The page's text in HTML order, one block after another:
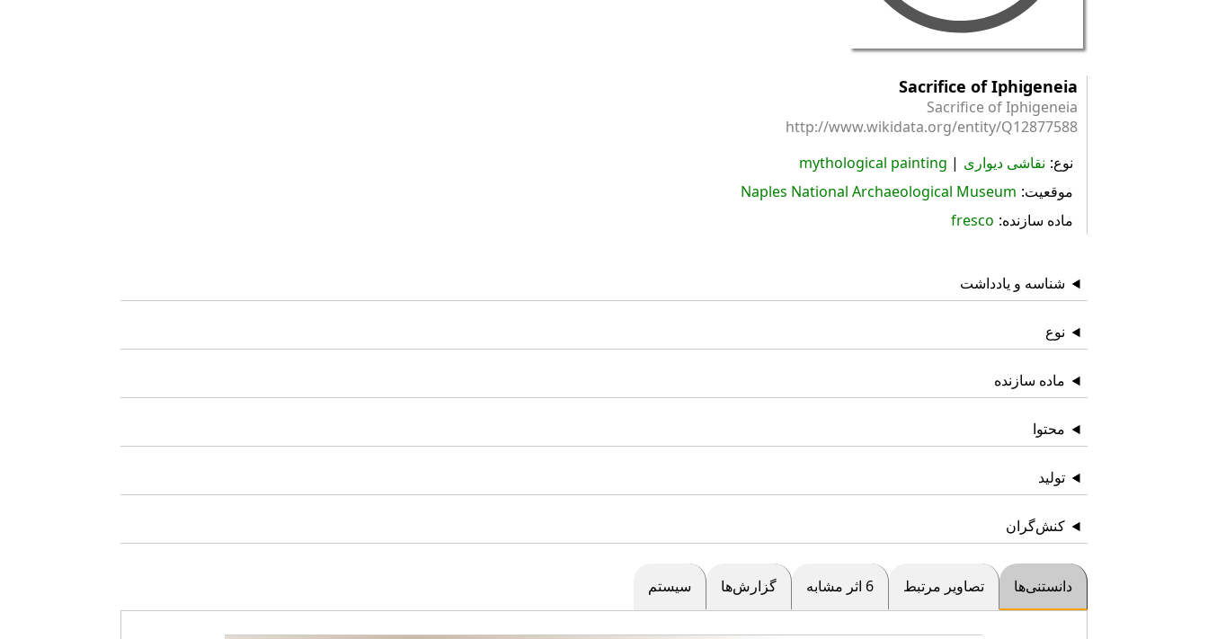
Sacrifice of Iphigeneia
Sacrifice of Iphigeneia
http://www.wikidata.org/entity/Q12877588
نوع نقاشی دیواری
mythological painting
موقعیت Naples National Archaeological Museum
ماده سازنده fresco
شناسه و یادداشت
نوع
ماده سازنده
محتوا
تولید
کنش‌گران
دانستنی‌ها تصاویر مرتبط 6 اثر مشابه گزارش‌ها سیستم